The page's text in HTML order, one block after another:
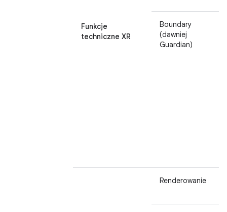
Funkcje
techniczne XR
Boundary
(dawniej
Guardian)
Renderowanie